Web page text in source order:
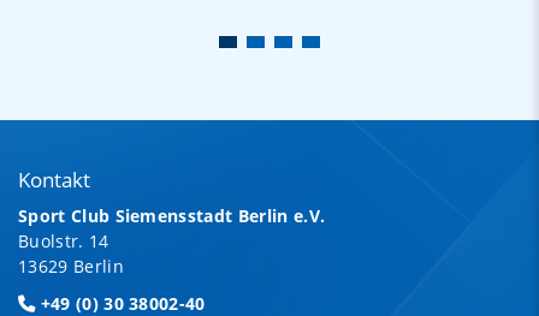
Kontakt
Sport Club Siemensstadt Berlin e.V.
Buolstr. 14
13629 Berlin
+49 (0) 30 38002-40